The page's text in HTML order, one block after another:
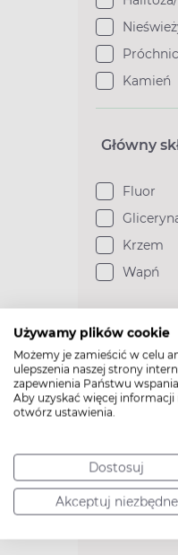
Używamy plików cookie
Możemy je zamieścić w celu
ulepszenia naszej strony
zapewnienia Państwu
Aby uzyskać więcej
otwórz ustawienia.
Dostosuj
Akceptuj niezbędne
Kamień
Główny
Fluor
Krzem
Wapń
Typ
Działanie